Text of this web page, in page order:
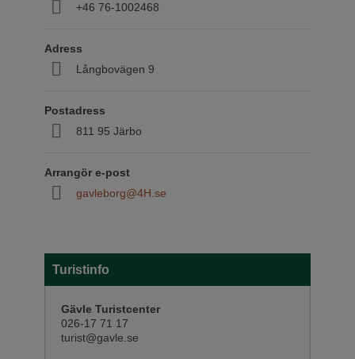
+46 76-1002468
Adress
Långbovägen 9
Postadress
811 95 Järbo
Arrangör e-post
gavleborg@4H.se
Turistinfo
Gävle Turistcenter
026-17 71 17
turist@gavle.se